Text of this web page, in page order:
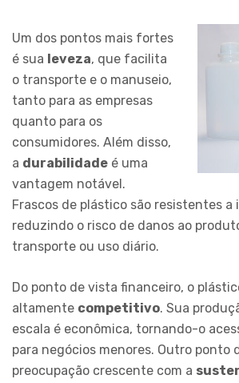
Um dos pontos mais fortes
é sua leveza, que facilita
o transporte e o manuseio,
tanto para as empresas
quanto para os
consumidores. Além disso,
a durabilidade é uma
vantagem notável.
Frascos de plástico são resistentes a
reduzindo o risco de danos ao
transporte ou uso diário.
Do ponto de vista financeiro, o
altamente competitivo. Sua
escala é econômica, tornando-o
para negócios menores. Outro ponto
preocupação crescente com a